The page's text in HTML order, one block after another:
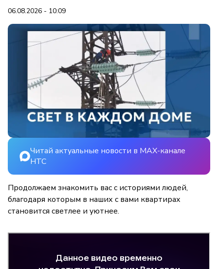
06.08.2026 - 10:09
Читай актуальные новости в MAX-канале
НТС
Продолжаем знакомить вас с историями людей,
благодаря которым в наших с вами квартирах
становится светлее и уютнее.